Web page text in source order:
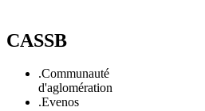
CASSB
.Communauté
d'aglomération
.Evenos